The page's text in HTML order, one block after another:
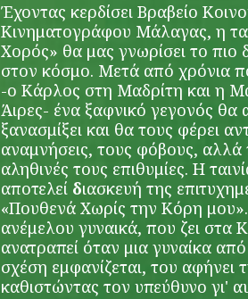
Έχοντας κερδίσει Βραβείο
Κινηματογράφου Μάλαγας, η
Χορός» θα μας γνωρίσει το πιο
στον κόσμο. Μετά από χρόνια
-ο Κάρλος στη Μαδρίτη και η
Άιρες- ένα ξαφνικό γεγονός θα
ξανασμίξει και θα τους φέρει
αναμνήσεις, τους φόβους,
αληθινές τους επιθυμίες. Η
αποτελεί διασκευή της
«Πουθενά Χωρίς την Κόρη
ανέμελου γυναικά, που ζει στα
ανατραπεί όταν μια γυναίκα
σχέση εμφανίζεται, του αφήνει
καθιστώντας τον υπεύθυνο γι'